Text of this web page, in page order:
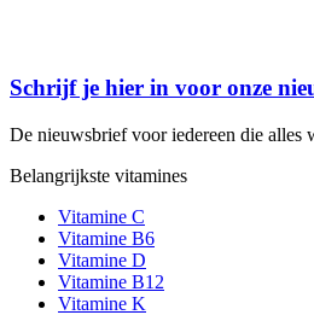
Schrijf je hier in voor onze
De nieuwsbrief voor iedereen die alles
Belangrijkste vitamines
Vitamine C
Vitamine B6
Vitamine D
Vitamine B12
Vitamine K